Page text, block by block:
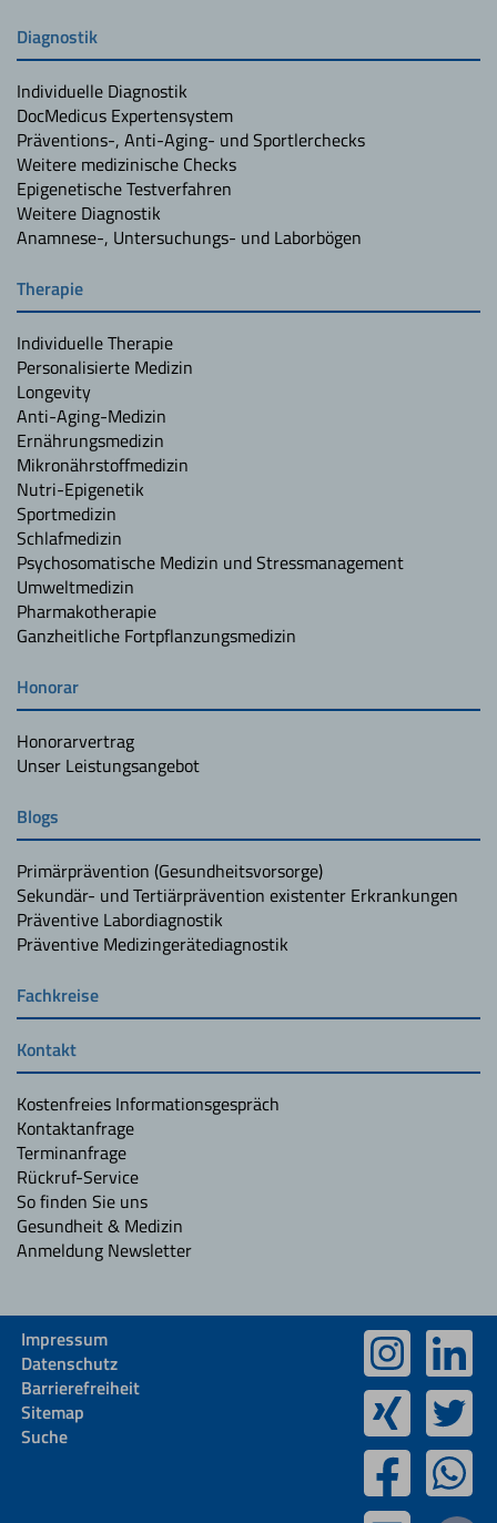
Diagnostik
Individuelle Diagnostik
DocMedicus Expertensystem
Präventions-, Anti-Aging- und Sportlerchecks
Weitere medizinische Checks
Epigenetische Testverfahren
Weitere Diagnostik
Anamnese-, Untersuchungs- und Laborbögen
Therapie
Individuelle Therapie
Personalisierte Medizin
Longevity
Anti-Aging-Medizin
Ernährungsmedizin
Mikronährstoffmedizin
Nutri-Epigenetik
Sportmedizin
Schlafmedizin
Psychosomatische Medizin und Stressmanagement
Umweltmedizin
Pharmakotherapie
Ganzheitliche Fortpflanzungsmedizin
Honorar
Honorarvertrag
Unser Leistungsangebot
Blogs
Primärprävention (Gesundheitsvorsorge)
Sekundär- und Tertiärprävention existenter Erkrankungen
Präventive Labordiagnostik
Präventive Medizingerätediagnostik
Fachkreise
Kontakt
Kostenfreies Informationsgespräch
Kontaktanfrage
Terminanfrage
Rückruf-Service
So finden Sie uns
Gesundheit & Medizin
Anmeldung Newsletter
Impressum
Datenschutz
Barrierefreiheit
Sitemap
Suche